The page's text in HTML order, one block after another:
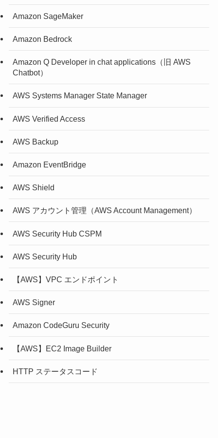
Amazon SageMaker
Amazon Bedrock
Amazon Q Developer in chat applications（旧 AWS
Chatbot）
AWS Systems Manager State Manager
AWS Verified Access
AWS Backup
Amazon EventBridge
AWS Shield
AWS アカウント管理（AWS Account Management）
AWS Security Hub CSPM
AWS Security Hub
【AWS】VPC エンドポイント
AWS Signer
Amazon CodeGuru Security
【AWS】EC2 Image Builder
HTTP ステータスコード